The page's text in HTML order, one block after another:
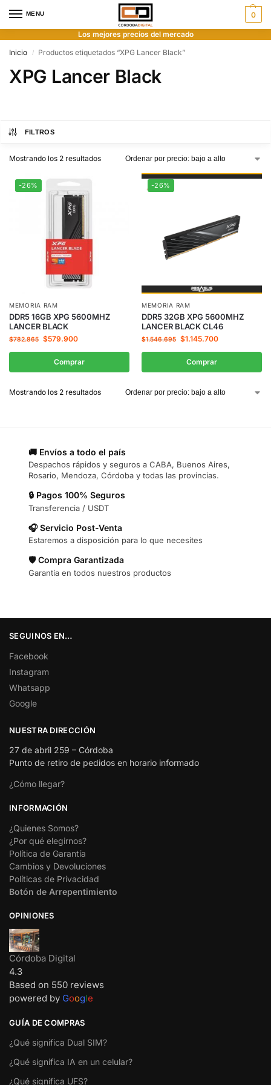
MENU 0
Los mejores precios del mercado
Inicio
/ Productos etiquetados “XPG Lancer Black”
XPG Lancer Black
FILTROS
Mostrando los 2 resultados
-26%
MEMORIA RAM
DDR5 16GB XPG 5600MHZ
LANCER BLACK
$782.865 $579.900
Comprar
-26%
MEMORIA RAM
DDR5 32GB XPG 5600MHZ
LANCER BLACK CL46
$1.546.695 $1.145.700
Comprar
Mostrando los 2 resultados
🚚 Envíos a todo el país
Despachos rápidos y seguros a CABA, Buenos Aires,
Rosario, Mendoza, Córdoba y todas las provincias.
🔒 Pagos 100% Seguros
Transferencia / USDT
🎧 Servicio Post-Venta
Estaremos a disposición para lo que necesites
🛡️ Compra Garantizada
Garantía en todos nuestros productos
SEGUINOS EN…
Facebook
Instagram
Whatsapp
Google
NUESTRA DIRECCIÓN
27 de abril 259 – Córdoba
Punto de retiro de pedidos en horario informado
¿Cómo llegar?
INFORMACIÓN
¿Quienes Somos?
¿Por qué elegirnos?
Política de Garantía
Cambios y Devoluciones
Políticas de Privacidad
Botón de Arrepentimiento
OPINIONES
Córdoba Digital
4.3
Based on 550 reviews
powered by Google
GUÍA DE COMPRAS
¿Qué significa Dual SIM?
¿Qué significa IA en un celular?
¿Qué significa UFS?